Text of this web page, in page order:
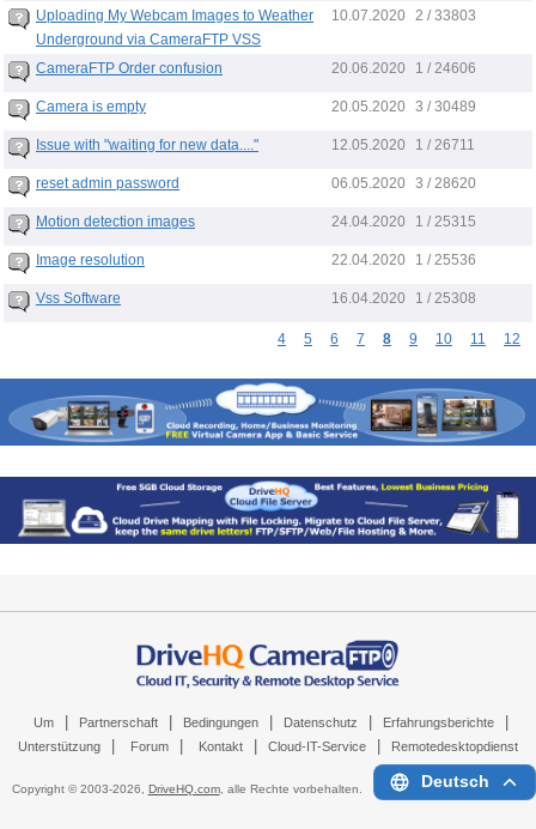
Uploading My Webcam Images to Weather
Underground via CameraFTP VSS
10.07.2020 2 / 33803
CameraFTP Order confusion 20.06.2020 1 / 24606
Camera is empty 20.05.2020 3 / 30489
Issue with "waiting for new data...." 12.05.2020 1 / 26711
reset admin password 06.05.2020 3 / 28620
Motion detection images 24.04.2020 1 / 25315
Image resolution 22.04.2020 1 / 25536
Vss Software 16.04.2020 1 / 25308
4 5 6 7 8 9 10 11 12
Um Partnerschaft Bedingungen Datenschutz Erfahrungsberichte
Unterstützung Forum Kontakt Cloud-IT-Service Remotedesktopdienst
Copyright © 2003-2026, DriveHQ.com, alle Rechte vorbehalten. Deutsch